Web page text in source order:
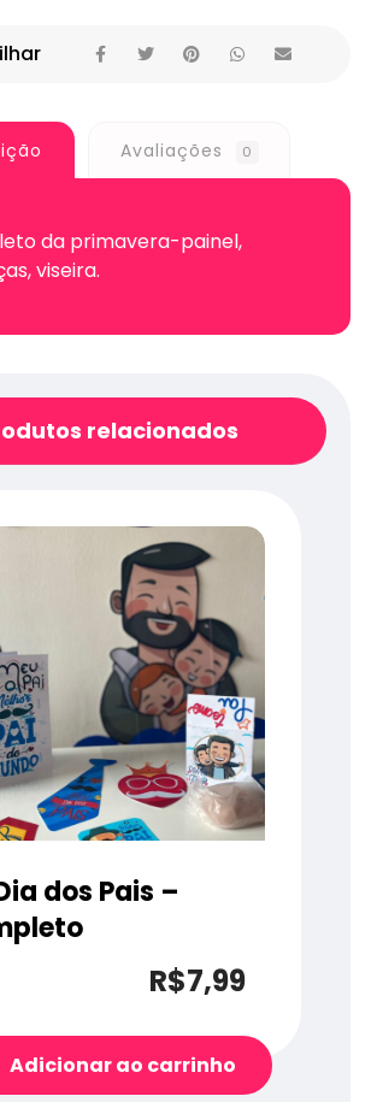
Avaliações 0
da primavera-painel,
viseira.
relacionados
dos Pais –
R$7,99
Adicionar ao carrinho